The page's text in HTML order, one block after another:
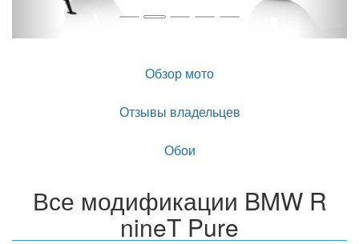
Обзор мото
Отзывы владельцев
Обои
Все модификации BMW R
nineT Pure